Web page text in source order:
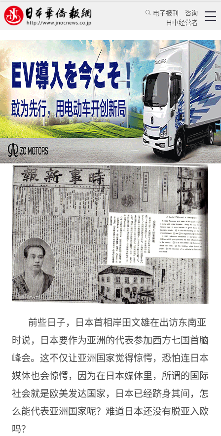
电子报刊
咨询
日中经营者
难道日本还没有脱亚入欧吗
黄亚南 专栏 中日指南针★黄亚南
日本华侨报 2022/4/21 15:21:36
前些日子，日本首相岸田文雄在出访东南亚
时说，日本要作为亚洲的代表参加西方七国首脑
峰会。这不仅让亚洲国家觉得惊愕，恐怕连日本
媒体也会惊愕，因为在日本媒体里，所谓的国际
社会就是欧美发达国家，日本已经跻身其间，怎
么能代表亚洲国家呢？难道日本还没有脱亚入欧
吗？